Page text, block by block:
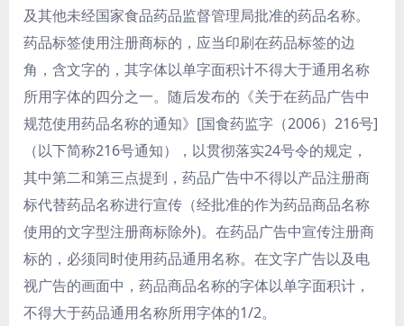
及其他未经国家食品药品监督管理局批准的药品名称。
药品标签使用注册商标的，应当印刷在药品标签的边
角，含文字的，其字体以单字面积计不得大于通用名称
所用字体的四分之一。随后发布的《关于在药品广告中
规范使用药品名称的通知》[国食药监字（2006）216号]
（以下简称216号通知），以贯彻落实24号令的规定，
其中第二和第三点提到，药品广告中不得以产品注册商
标代替药品名称进行宣传（经批准的作为药品商品名称
使用的文字型注册商标除外)。在药品广告中宣传注册商
标的，必须同时使用药品通用名称。在文字广告以及电
视广告的画面中，药品商品名称的字体以单字面积计，
不得大于药品通用名称所用字体的1/2。